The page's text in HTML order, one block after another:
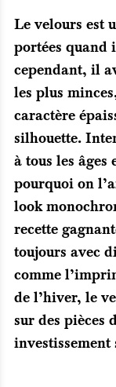
Le velours est
portées quand
cependant, il
les plus
caractère
silhouette.
à tous les âges
pourquoi on
look
recette
toujours avec
comme
de l’hiver, le
sur des pièces
investissement